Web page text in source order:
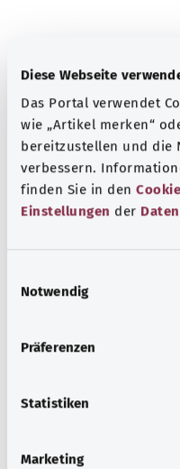
Diese Webseite
Das Portal verwendet
wie „Artikel merken“
bereitzustellen und die
verbessern.
finden Sie in den
Einstellungen der
Notwendig
Präferenzen
Statistiken
Marketing
السكتات الدماغية. مع النوبة
الرؤية أو